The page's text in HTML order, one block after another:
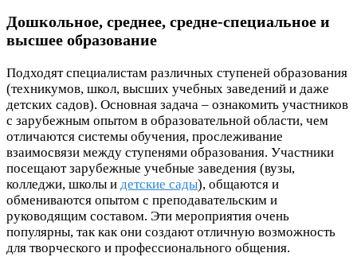
Дошкольное, среднее, средне-специальное и
высшее образование
Подходят специалистам различных ступеней образования
(техникумов, школ, высших учебных заведений и даже
детских садов). Основная задача – ознакомить участников
с зарубежным опытом в образовательной области, чем
отличаются системы обучения, прослеживание
взаимосвязи между ступенями образования. Участники
посещают зарубежные учебные заведения (вузы,
колледжи, школы и детские сады), общаются и
обмениваются опытом с преподавательским и
руководящим составом. Эти мероприятия очень
популярны, так как они создают отличную возможность
для творческого и профессионального общения.